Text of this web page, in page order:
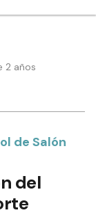
2 años
de Salón
del